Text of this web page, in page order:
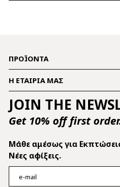
ΠΡΟΪΌΝΤΑ
Η ΕΤΑΙΡΊΑ ΜΑΣ
JOIN THE
Get 10% off first
Mάθε αμέσως για
Νέες αφίξεις.